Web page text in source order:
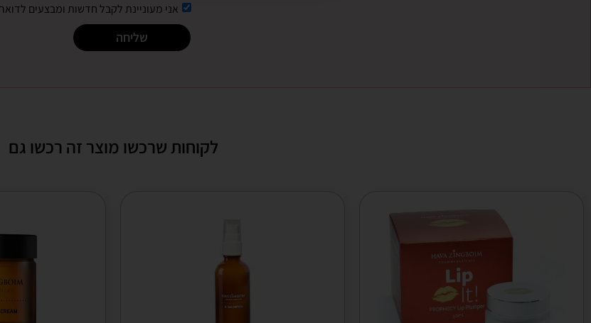
אני מעוניינת לקבל חדשות ומבצעים
שליחה
לקוחות שרכשו מוצר זה רכשו גם